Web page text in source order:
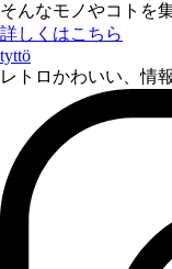
そんなモノやコトを
詳しくはこちら
tyttö
レトロかわいい、情